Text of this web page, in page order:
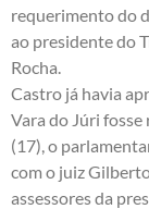
requerimento do
ao presidente do
Rocha.
Castro já havia
Vara do Júri
(17), o
com o juiz
assessores da